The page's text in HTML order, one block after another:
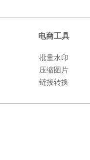
电商工具
批量水印
压缩图片
链接转换